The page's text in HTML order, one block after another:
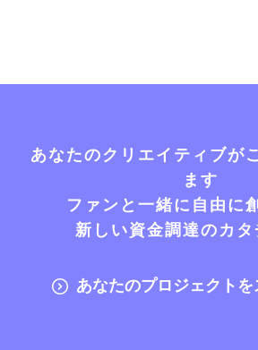
あなたのクリエイティブが
ます
ファンと一緒に自由に
新しい資金調達のカ
あなたのプロジェクト